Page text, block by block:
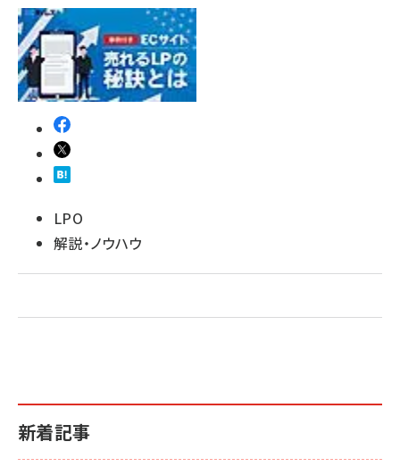
ビィ・フォアード (786)
revico (746)
LPO
解説・ノウハウ
新着記事